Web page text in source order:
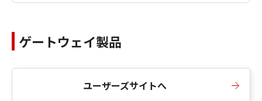
ゲートウェイ製品
ユーザーズサイトへ